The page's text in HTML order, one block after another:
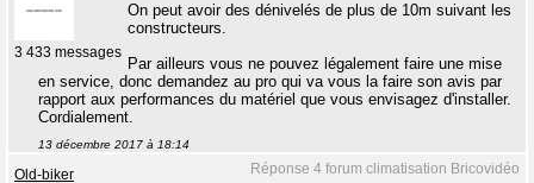
3 433 messages
On peut avoir des dénivelés de plus de 10m suivant les
constructeurs.
Par ailleurs vous ne pouvez légalement faire une mise
en service, donc demandez au pro qui va vous la faire son avis par
rapport aux performances du matériel que vous envisagez d'installer.
Cordialement.
13 décembre 2017 à 18:14
Réponse 4 forum climatisation Bricovidéo
Old-biker